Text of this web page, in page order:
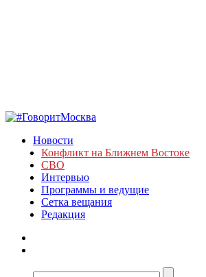
Новости
Конфликт на Ближнем Востоке
СВО
Интервью
Программы и ведущие
Сетка вещания
Редакция